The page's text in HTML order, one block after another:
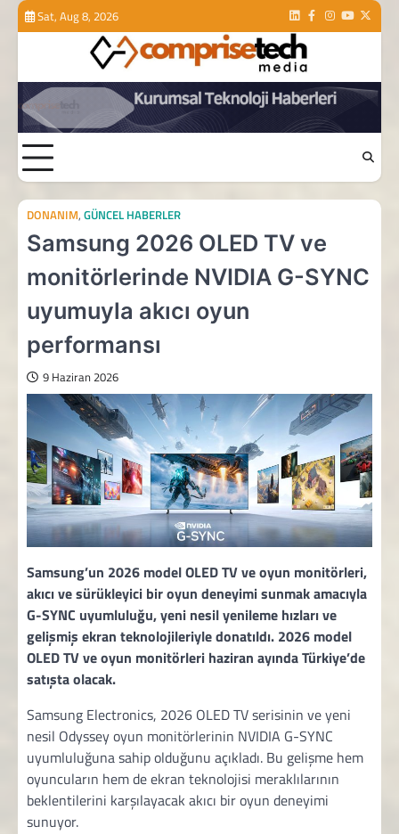
Skip
Sat, Aug 8, 2026 Linkedin
Facebook
Instagram
Youtube
DONANIM, GÜNCEL HABERLER
Samsung 2026 OLED TV ve
monitörlerinde NVIDIA G-SYNC
uyumuyla akıcı oyun
performansı
9 Haziran 2026
Samsung’un 2026 model OLED TV ve oyun monitörleri,
akıcı ve sürükleyici bir oyun deneyimi sunmak amacıyla
G-SYNC uyumluluğu, yeni nesil yenileme hızları ve
gelişmiş ekran teknolojileriyle donatıldı. 2026 model
OLED TV ve oyun monitörleri haziran ayında Türkiye’de
satışta olacak.
Samsung Electronics, 2026 OLED TV serisinin ve yeni
nesil Odyssey oyun monitörlerinin NVIDIA G-SYNC
uyumluluğuna sahip olduğunu açıkladı. Bu gelişme hem
oyuncuların hem de ekran teknolojisi meraklılarının
beklentilerini karşılayacak akıcı bir oyun deneyimi
sunuyor.